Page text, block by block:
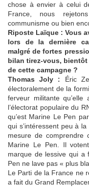
chose à envier à celui
France, nous
communisme ou bien
Riposte Laïque : Vous
lors de la dernière
malgré de fortes
bilan tirez-vous,
de cette campagne ?
Thomas Joly : Éric
électoralement de la
ferveur militante
l’électorat populaire du
qu’est Marine Le Pen
qui s’intéressent peu à
mesure de
Marine Le Pen. Il
marque de lessive qui a
Pen ne lave pas « plus
Le Parti de la France ne
a fait du Grand